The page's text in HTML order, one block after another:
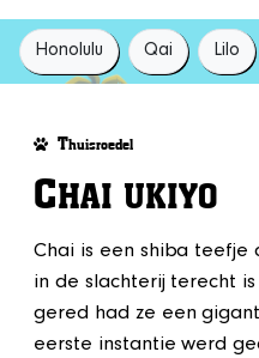
Honolulu Qai Lilo
Thuisroedel
CHAI UKIYO
Chai is een shiba teefje
in de slachterij terecht
gered had ze een
eerste instantie werd